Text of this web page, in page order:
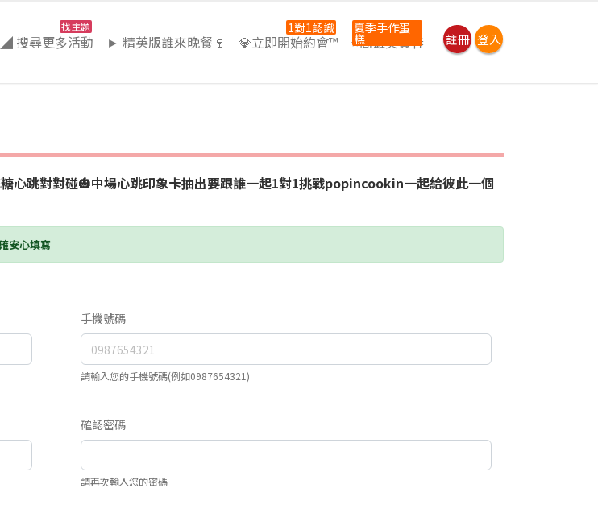
◢ 搜尋更多活動
找主題
► 精英版誰來晚餐🍷 💎立即開始約會™
1對1認識
⭐高雄吳寶春
夏季手作蛋
糕 註冊 登入
心跳對對碰🎃中場心跳印象卡抽出要跟誰一起1對1挑戰popincookin一起給彼此一個
安心填寫
手機號碼
請輸入您的手機號碼(例如0987654321)
確認密碼
請再次輸入您的密碼